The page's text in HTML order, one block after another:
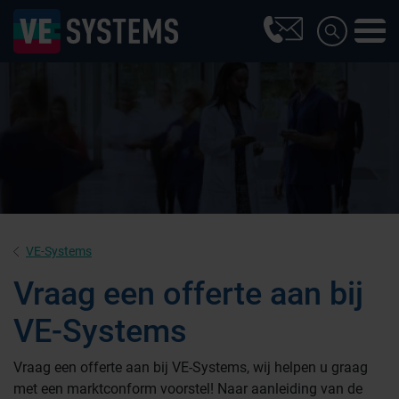
VE-Systems
Vraag een offerte aan bij
VE-Systems
Vraag een offerte aan bij VE-Systems, wij helpen u graag
met een marktconform voorstel! Naar aanleiding van de
Farmaceutische industrie